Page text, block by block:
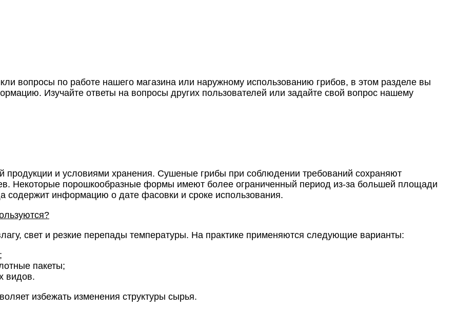
вопросы по работе нашего магазина или наружному использованию грибов, в этом разделе вы
Изучайте ответы на вопросы других пользователей или задайте свой вопрос нашему
продукции и условиями хранения. Сушеные грибы при соблюдении требований сохраняют
Некоторые порошкообразные формы имеют более ограниченный период из-за большей площади
содержит информацию о дате фасовки и сроке использования.
свет и резкие перепады температуры. На практике применяются следующие варианты:
пакеты;
видов.
избежать изменения структуры сырья.